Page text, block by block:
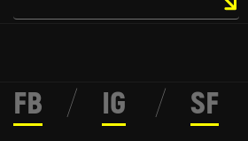
FB / IG / SF